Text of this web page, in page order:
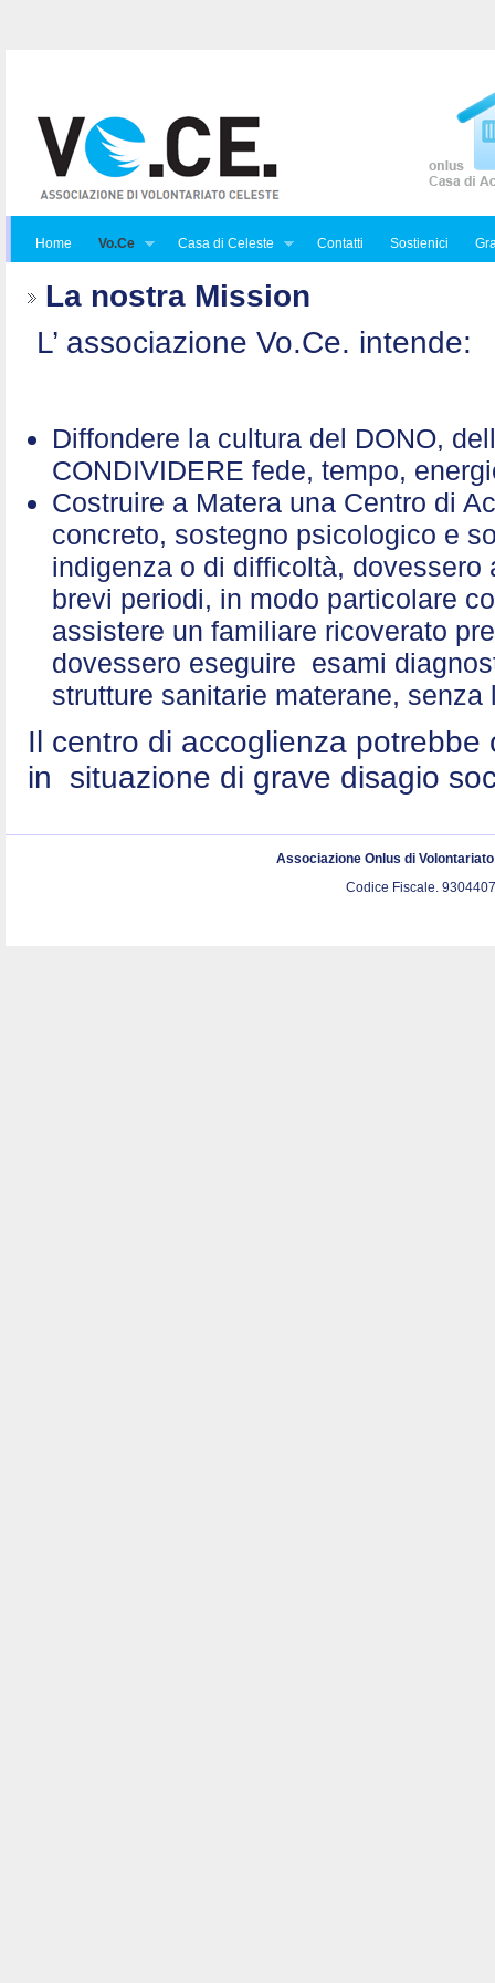
Home Vo.Ce Casa di Celeste Contatti Sostienici
La nostra Mission
L’ associazione Vo.Ce. intende:
Diffondere la cultura del DONO,
CONDIVIDERE fede, tempo,
Costruire a Matera una Centro di
concreto, sostegno psicologico e
indigenza o di difficoltà,
brevi periodi, in modo particolare
assistere un familiare ricoverato
dovessero eseguire esami
strutture sanitarie materane,
Il centro di accoglienza
in situazione di grave disagio
Associazione Onlus di
Codice Fiscale.